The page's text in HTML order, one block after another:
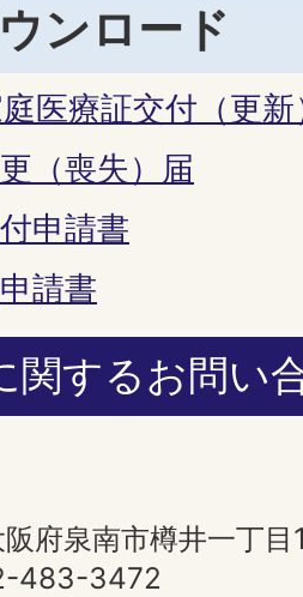
ンロード
医療証交付（更
（喪失）届
申請書
請書
関するお問い
府泉南市樽井一丁目
483-3472